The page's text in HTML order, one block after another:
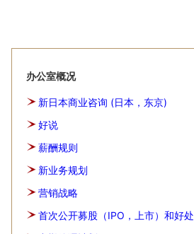
办公室概况
新日本商业咨询 (日本，东京)
好说
薪酬规则
新业务规划
营销战略
首次公开募股（IPO，上市）和好处